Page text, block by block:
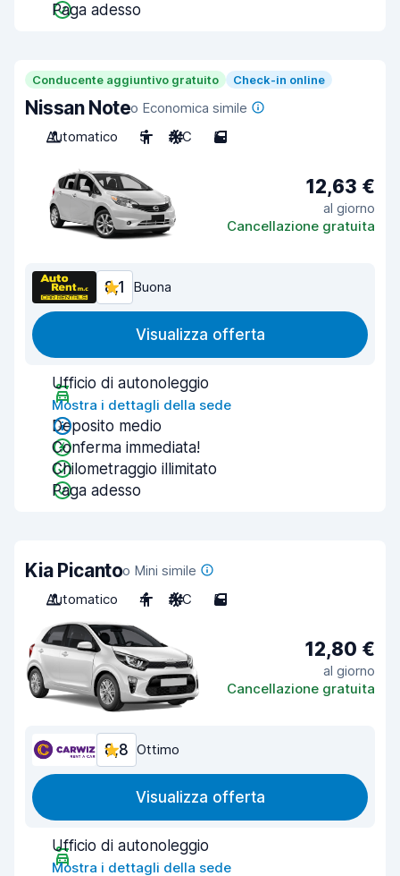
Paga adesso
Conducente aggiuntivo gratuito Check-in online
Nissan Noteo Economica simile
Automatico
5 A/C 5
12,63 €
al giorno
Cancellazione gratuita
8,1 Buona
Visualizza offerta
Ufficio di autonoleggio
Mostra i dettagli della sede
Deposito medio
Conferma immediata!
Chilometraggio illimitato
Paga adesso
Kia Picantoo Mini simile
Automatico
4 A/C 5
12,80 €
al giorno
Cancellazione gratuita
8,8 Ottimo
Visualizza offerta
Ufficio di autonoleggio
Mostra i dettagli della sede